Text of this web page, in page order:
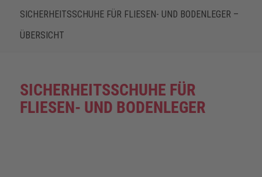
SICHERHEITSSCHUHE FÜR FLIESEN- UND BODENLEGER –
ÜBERSICHT
SICHERHEITSSCHUHE FÜR
FLIESEN- UND BODEN­LEGER